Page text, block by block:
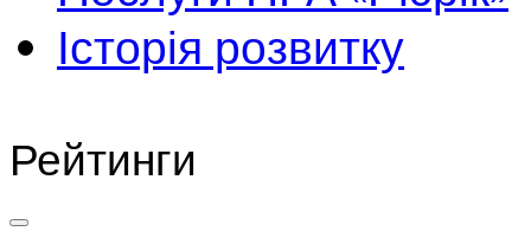
Історія розвитку
Рейтинги